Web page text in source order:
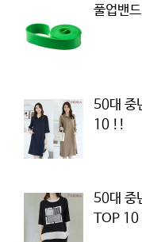
풀업밴
50대 중
10 !!
50대 중
TOP